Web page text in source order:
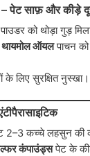
पेट साफ़ और कीड़े
को थोड़ा गुड़
थायमोल ऑयलपाचन को
के लिए सुरक्षित नुस्खा।
2–3 कच्चे लहसुन की
कंपाउंड्सपेट के